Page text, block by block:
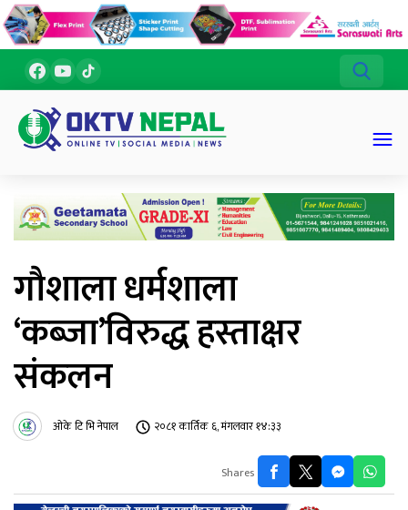
गौशाला धर्मशाला
‘कब्जा’विरुद्ध हस्ताक्षर
संकलन
ओके टि भि नेपाल २०८१ कार्तिक ६, मंगलवार १४:३३
Shares